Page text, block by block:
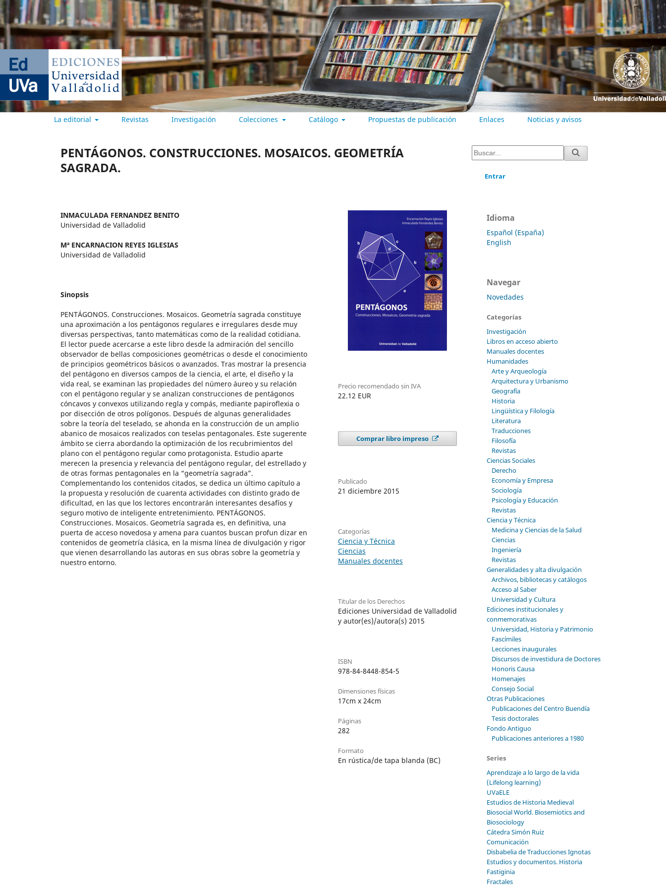
La editorial Revistas Investigación Colecciones Catálogo Propuestas de publicación Enlaces Noticias y avisos
PENTÁGONOS. CONSTRUCCIONES. MOSAICOS. GEOMETRÍA
SAGRADA.
INMACULADA FERNANDEZ BENITO
Universidad de Valladolid
Mª ENCARNACION REYES IGLESIAS
Universidad de Valladolid
Sinopsis
PENTÁGONOS. Construcciones. Mosaicos. Geometría sagrada constituye
una aproximación a los pentágonos regulares e irregulares desde muy
diversas perspectivas, tanto matemáticas como de la realidad cotidiana.
El lector puede acercarse a este libro desde la admiración del sencillo
observador de bellas composiciones geométricas o desde el conocimiento
de principios geométricos básicos o avanzados. Tras mostrar la presencia
del pentágono en diversos campos de la ciencia, el arte, el diseño y la
vida real, se examinan las propiedades del número áureo y su relación
con el pentágono regular y se analizan construcciones de pentágonos
cóncavos y convexos utilizando regla y compás, mediante papiroflexia o
por disección de otros polígonos. Después de algunas generalidades
sobre la teoría del teselado, se ahonda en la construcción de un amplio
abanico de mosaicos realizados con teselas pentagonales. Este sugerente
ámbito se cierra abordando la optimización de los recubrimientos del
plano con el pentágono regular como protagonista. Estudio aparte
merecen la presencia y relevancia del pentágono regular, del estrellado y
de otras formas pentagonales en la “geometría sagrada”.
Complementando los contenidos citados, se dedica un último capítulo a
la propuesta y resolución de cuarenta actividades con distinto grado de
dificultad, en las que los lectores encontrarán interesantes desafíos y
seguro motivo de inteligente entretenimiento. PENTÁGONOS.
Construcciones. Mosaicos. Geometría sagrada es, en definitiva, una
puerta de acceso novedosa y amena para cuantos buscan profun dizar en
contenidos de geometría clásica, en la misma línea de divulgación y rigor
que vienen desarrollando las autoras en sus obras sobre la geometría y
nuestro entorno.
Precio recomendado sin IVA
22.12 EUR
Comprar libro impreso
Publicado
21 diciembre 2015
Categorías
Ciencia y Técnica
Ciencias
Manuales docentes
Titular de los Derechos
Ediciones Universidad de Valladolid
y autor(es)/autora(s) 2015
ISBN
978-84-8448-854-5
Dimensiones físicas
17cm x 24cm
Páginas
282
Formato
En rústica/de tapa blanda (BC)
Entrar
Idioma
Español (España)
English
Navegar
Novedades
Categorías
Investigación
Libros en acceso abierto
Manuales docentes
Humanidades
Arte y Arqueología
Arquitectura y Urbanismo
Geografía
Historia
Lingüística y Filología
Literatura
Traducciones
Filosofía
Revistas
Ciencias Sociales
Derecho
Economía y Empresa
Sociología
Psicología y Educación
Revistas
Ciencia y Técnica
Medicina y Ciencias de la Salud
Ciencias
Ingeniería
Revistas
Generalidades y alta divulgación
Archivos, bibliotecas y catálogos
Acceso al Saber
Universidad y Cultura
Ediciones institucionales y
conmemorativas
Universidad, Historia y Patrimonio
Fascímiles
Lecciones inaugurales
Discursos de investidura de Doctores
Honoris Causa
Homenajes
Consejo Social
Otras Publicaciones
Publicaciones del Centro Buendía
Tesis doctorales
Fondo Antiguo
Publicaciones anteriores a 1980
Series
Aprendizaje a lo largo de la vida
(Lifelong learning)
UVaELE
Estudios de Historia Medieval
Biosocial World. Biosemiotics and
Biosociology
Cátedra Simón Ruiz
Comunicación
Disbabelia de Traducciones Ignotas
Estudios y documentos. Historia
Fastiginia
Fractales